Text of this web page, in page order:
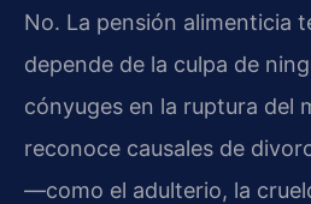
No. La pensión alimenticia
depende de la culpa de
cónyuges en la ruptura del
reconoce causales de
—como el adulterio, la